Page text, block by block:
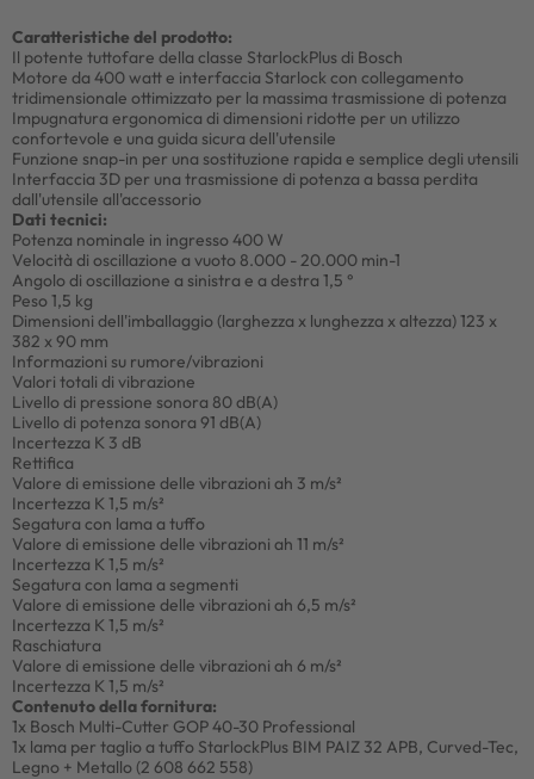
Caratteristiche del prodotto:
Il potente tuttofare della classe StarlockPlus di Bosch
Motore da 400 watt e interfaccia Starlock con collegamento
tridimensionale ottimizzato per la massima trasmissione di potenza
Impugnatura ergonomica di dimensioni ridotte per un utilizzo
confortevole e una guida sicura dell'utensile
Funzione snap-in per una sostituzione rapida e semplice degli utensili
Interfaccia 3D per una trasmissione di potenza a bassa perdita
dall'utensile all'accessorio
Dati tecnici:
Potenza nominale in ingresso 400 W
Velocità di oscillazione a vuoto 8.000 - 20.000 min-1
Angolo di oscillazione a sinistra e a destra 1,5 °
Peso 1,5 kg
Dimensioni dell'imballaggio (larghezza x lunghezza x altezza) 123 x
382 x 90 mm
Informazioni su rumore/vibrazioni
Valori totali di vibrazione
Livello di pressione sonora 80 dB(A)
Livello di potenza sonora 91 dB(A)
Incertezza K 3 dB
Rettifica
Valore di emissione delle vibrazioni ah 3 m/s²
Incertezza K 1,5 m/s²
Segatura con lama a tuffo
Valore di emissione delle vibrazioni ah 11 m/s²
Incertezza K 1,5 m/s²
Segatura con lama a segmenti
Valore di emissione delle vibrazioni ah 6,5 m/s²
Incertezza K 1,5 m/s²
Raschiatura
Valore di emissione delle vibrazioni ah 6 m/s²
Incertezza K 1,5 m/s²
Contenuto della fornitura:
1x Bosch Multi-Cutter GOP 40-30 Professional
1x lama per taglio a tuffo StarlockPlus BIM PAIZ 32 APB, Curved-Tec,
Legno + Metallo (2 608 662 558)